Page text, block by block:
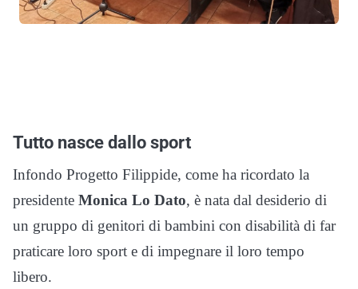
Tutto nasce dallo sport
Infondo Progetto Filippide, come ha ricordato la
presidente Monica Lo Dato, è nata dal desiderio di
un gruppo di genitori di bambini con disabilità di far
praticare loro sport e di impegnare il loro tempo
libero.